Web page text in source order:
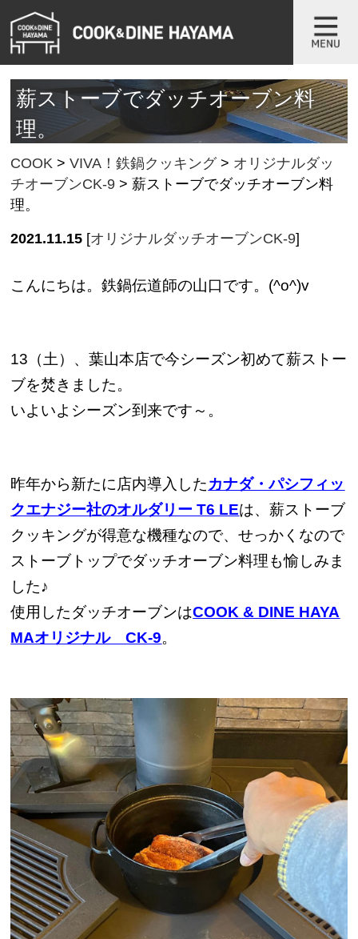
薪ストーブでダッチオーブン料
理。
COOK >VIVA！鉄鍋クッキング> オリジナルダッ
チオーブンCK-9 >薪ストーブでダッチオーブン料
理。
2021.11.15 [オリジナルダッチオーブンCK-9]
こんにちは。鉄鍋伝道師の山口です。(^o^)v
13（土）、葉山本店で今シーズン初めて薪ストー
ブを焚きました。
いよいよシーズン到来です～。
昨年から新たに店内導入したカナダ・パシフィッ
クエナジー社のオルダリー T6 LEは、薪ストーブ
クッキングが得意な機種なので、せっかくなので
ストーブトップでダッチオーブン料理も愉しみま
した♪
使用したダッチオーブンはCOOK & DINE HAYA
MAオリジナル CK-9。